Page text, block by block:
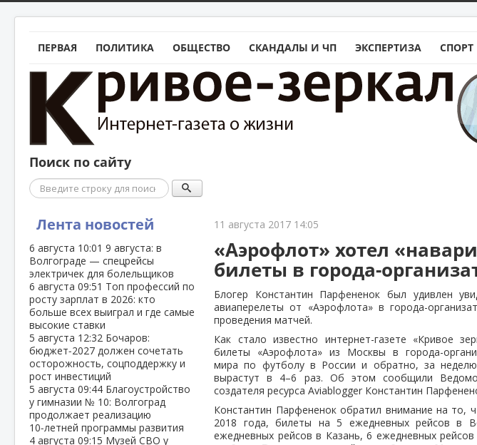
ПЕРВАЯ ПОЛИТИКА ОБЩЕСТВО СКАНДАЛЫ И ЧП ЭКСПЕРТИЗА СПОРТ
Поиск по сайту
Поиск
Лента новостей
6 августа 10:01 9 августа: в
Волгограде — спецрейсы
электричек для болельщиков
6 августа 09:51 Топ профессий по
росту зарплат в 2026: кто
больше всех выиграл и где самые
высокие ставки
5 августа 12:32 Бочаров:
бюджет‑2027 должен сочетать
осторожность, соцподдержку и
рост инвестиций
5 августа 09:44 Благоустройство
у гимназии № 10: Волгоград
продолжает реализацию
10‑летней программы развития
4 августа 09:15 Музей СВО у
11 августа 2017 14:05
«Аэрофлот» хотел
билеты в города-
Блогер Константин Парфененок был удивлен
авиаперелеты от «Аэрофлота» в города-
проведения матчей.
Как стало известно интернет-газете «Кривое
билеты «Аэрофлота» из Москвы в города-
мира по футболу в России и обратно, за
вырастут в 4–6 раз. Об этом сообщили
создателя ресурса Aviablogger Константин
Константин Парфененок обратил внимание на то,
2018 года, билеты на 5 ежедневных рейсов в
ежедневных рейсов в Казань, 6 ежедневных